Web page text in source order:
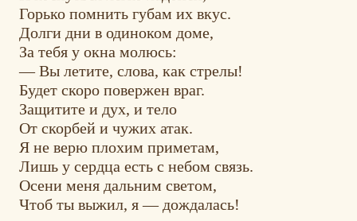
Горько помнить губам их вкус.
Долги дни в одиноком доме,
За тебя у окна молюсь:
— Вы летите, слова, как стрелы!
Будет скоро повержен враг.
Защитите и дух, и тело
От скорбей и чужих атак.
Я не верю плохим приметам,
Лишь у сердца есть с небом связь.
Осени меня дальним светом,
Чтоб ты выжил, я — дождалась!